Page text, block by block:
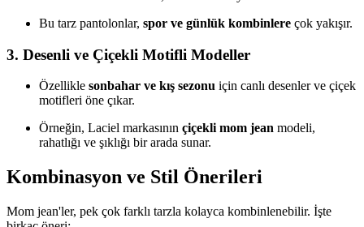
Bu tarz pantolonlar, spor ve günlük kombinlere çok yakışır.
3. Desenli ve Çiçekli Motifli Modeller
Özellikle sonbahar ve kış sezonu için canlı desenler ve çiçek
motifleri öne çıkar.
Örneğin, Laciel markasının çiçekli mom jean modeli,
rahatlığı ve şıklığı bir arada sunar.
Kombinasyon ve Stil Önerileri
Mom jean'ler, pek çok farklı tarzla kolayca kombinlenebilir. İşte